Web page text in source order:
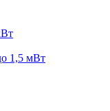
1,5 мВт